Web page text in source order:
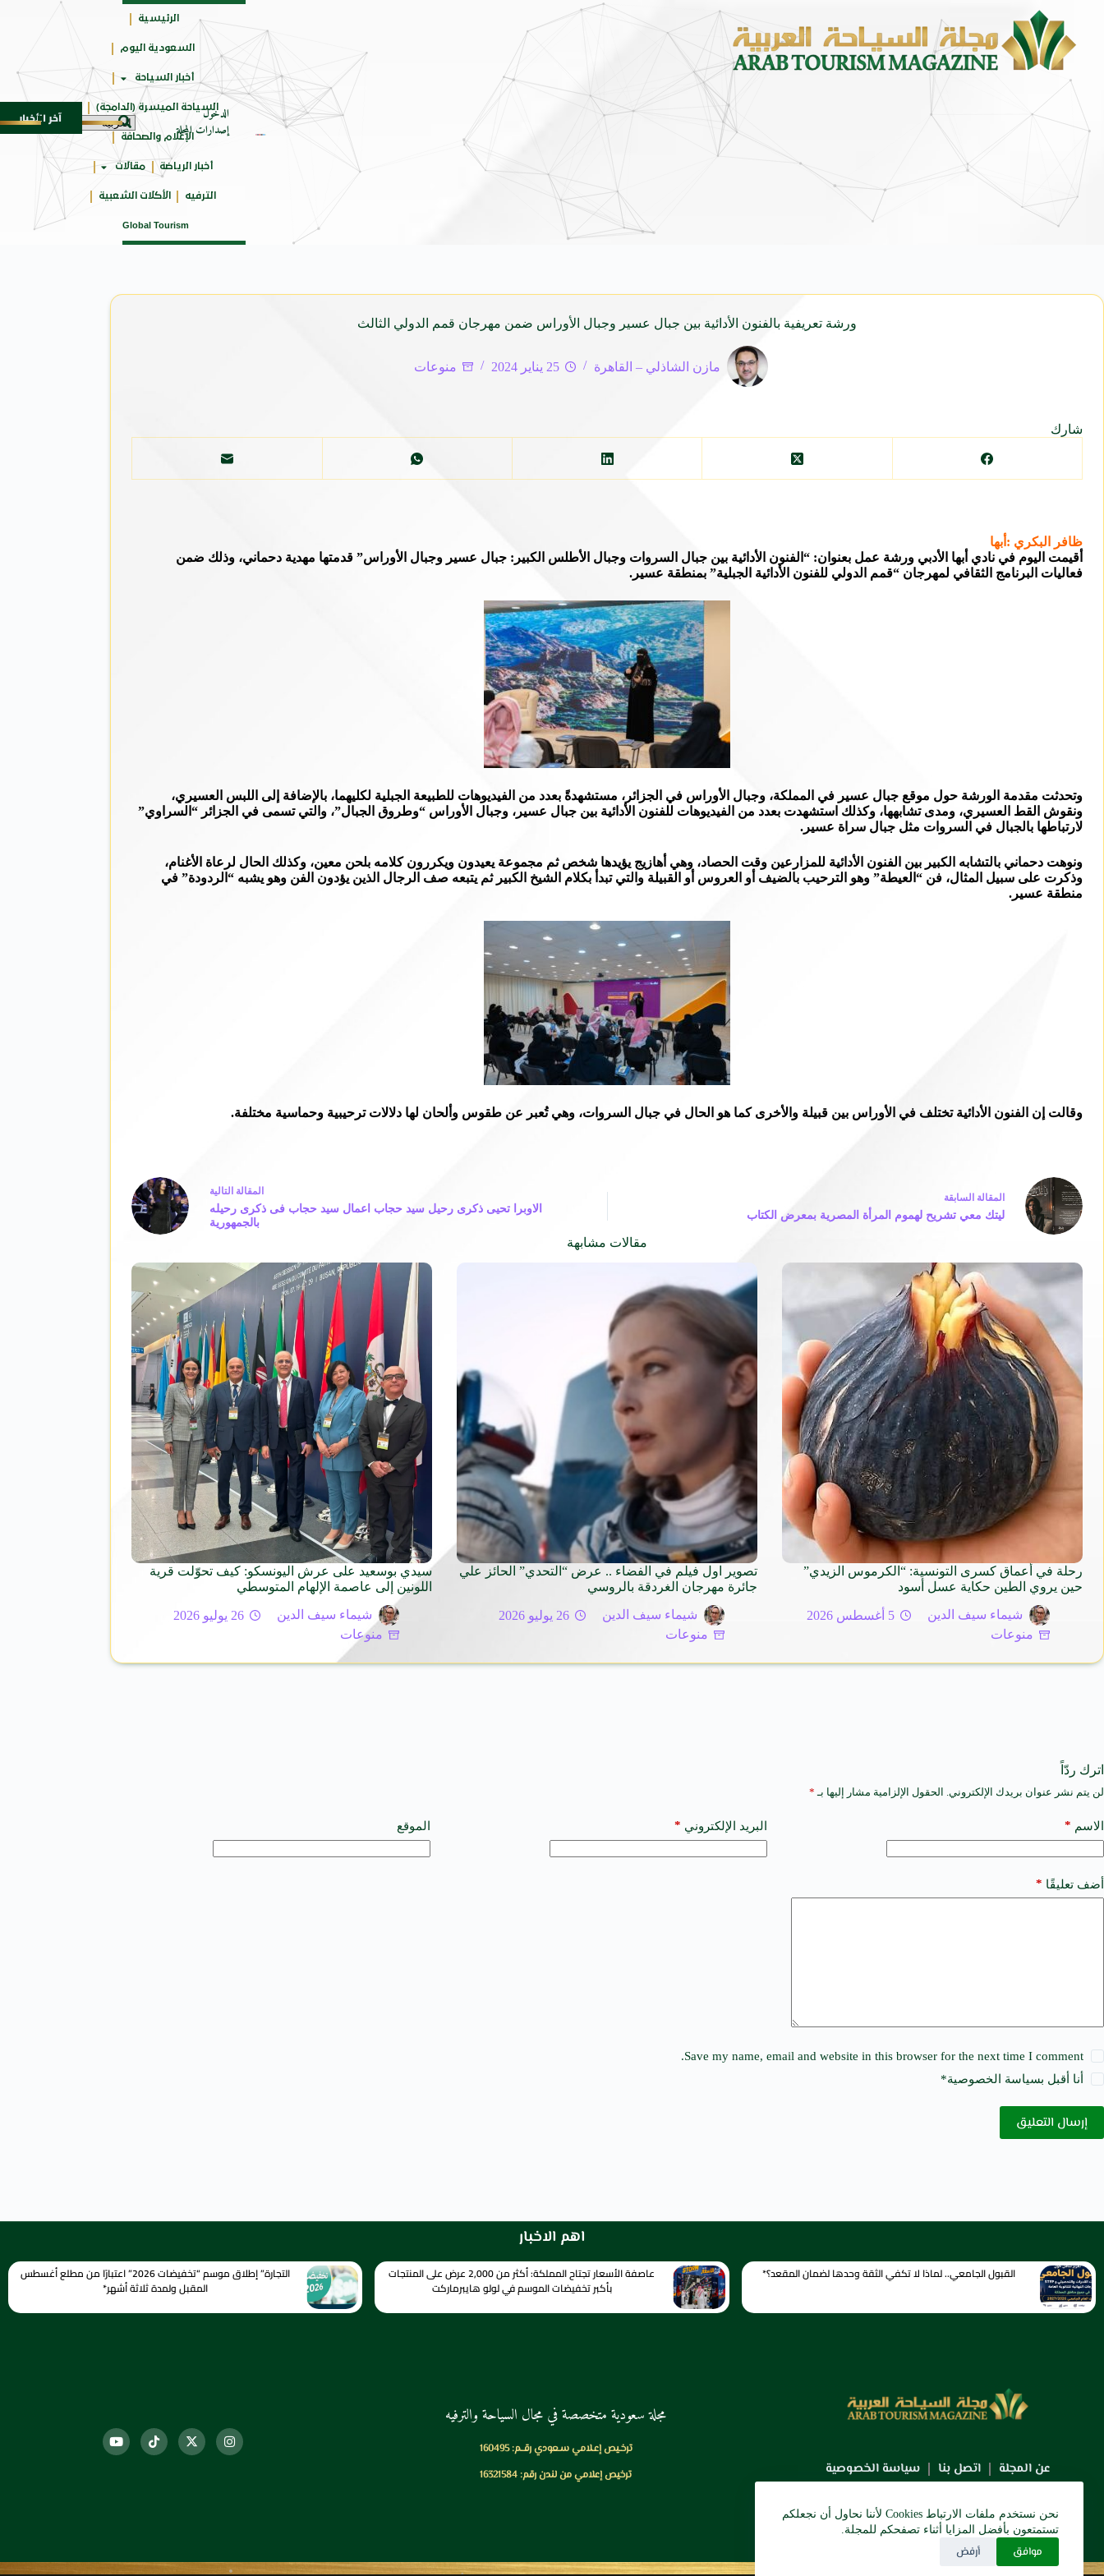
نحن نستخدم ملفات الارتباط Cookies لأننا نحاول أن نجعلكم
تستمتعون بأفضل المزايا أثناء تصفحكم للمجلة.
موافق أرفض
حائزة
علىالدخول
إصدارات المجلة
الرئيسية
السعودية اليوم
أخبار السياحة
السياحة الميسرة (الدامجة)
الإعلام والصحافة
أخبار الرياضة مقالات
الترفيه الأكلات الشعبية
Global Tourism
آخر الأخبار بين قرطاج ومدريد: صياغة جغرافية جديدة للاستثمار السياحي في المتوسط 6 أغسطس 2026 جوائز أثر تضيف فئة “أفضل حملة رياضية” في
ورشة تعريفية بالفنون الأدائية بين جبال عسير وجبال الأوراس ضمن مهرجان قمم الدولي الثالث
مازن الشاذلي – القاهرة 25 يناير 2024 منوعات
شارك
ظافر البكري :أبها
أقيمت اليوم في نادي أبها الأدبي ورشة عمل بعنوان: “الفنون الأدائية بين جبال السروات وجبال الأطلس الكبير: جبال عسير وجبال الأوراس” قدمتها مهدية دحماني، وذلك ضمن
فعاليات البرنامج الثقافي لمهرجان “قمم الدولي للفنون الأدائية الجبلية” بمنطقة عسير.
وتحدثت مقدمة الورشة حول موقع جبال عسير في المملكة، وجبال الأوراس في الجزائر، مستشهدةً بعدد من الفيديوهات للطبيعة الجبلية لكليهما، بالإضافة إلى اللبس العسيري،
ونقوش القط العسيري، ومدى تشابهها، وكذلك استشهدت بعدد من الفيديوهات للفنون الأدائية بين جبال عسير، وجبال الأوراس “وطروق الجبال”، والتي تسمى في الجزائر “السراوي”
لارتباطها بالجبال في السروات مثل جبال سراة عسير.
ونوهت دحماني بالتشابه الكبير بين الفنون الأدائية للمزارعين وقت الحصاد، وهي أهازيج يؤيدها شخص ثم مجموعة يعيدون ويكررون كلامه بلحن معين، وكذلك الحال لرعاة الأغنام،
وذكرت على سبيل المثال، فن “العيطة” وهو الترحيب بالضيف أو العروس أو القبيلة والتي تبدأ بكلام الشيخ الكبير ثم يتبعه صف الرجال الذين يؤدون الفن وهو يشبه “الردودة” في
منطقة عسير.
وقالت إن الفنون الأدائية تختلف في الأوراس بين قبيلة والأخرى كما هو الحال في جبال السروات، وهي تُعبر عن طقوس وألحان لها دلالات ترحيبية وحماسية مختلفة.
المقالة السابقة
ليتك معي تشريح لهموم المرأة المصرية بمعرض الكتاب
المقالة التالية
الاوبرا تحيى ذكرى رحيل سيد حجاب اعمال سيد حجاب فى ذكرى رحيله
بالجمهورية
مقالات مشابهة
رحلة في أعماق كسرى التونسية: “الكرموس الزيدي”
حين يروي الطين حكاية عسل أسود
شيماء سيف الدين
5 أغسطس 2026
منوعات
تصوير اول فيلم في الفضاء .. عرض “التحدي” الحائز علي
جائرة مهرجان الغردقة بالروسي
شيماء سيف الدين
26 يوليو 2026
منوعات
سيدي بوسعيد على عرش اليونسكو: كيف تحوّلت قرية
اللونين إلى عاصمة الإلهام المتوسطي
شيماء سيف الدين
26 يوليو 2026
منوعات
اترك ردّاً
لن يتم نشر عنوان بريدك الإلكتروني. الحقول الإلزامية مشار إليها بـ *
الاسم * البريد الإلكتروني * الموقع
أضف تعليقًا *
Save my name, email and website in this browser for the next time I comment.
أنا أقبل بسياسة الخصوصية*
إرسال التعليق
A
t
e
a
t
اهم الاخبار
القبول الجامعي.. لماذا لا تكفي الثقة وحدها لضمان المقعد؟* عاصفة الأسعار تجتاح المملكة: أكثر من 2,000 عرض على المنتجات
بأكبر تخفيضات الموسم في لولو هايبرماركت
التجارة” إطلاق موسم “تخفيضات 2026” اعتبارًا من مطلع أغسطس
المقبل ولمدة ثلاثة أشهر*
عن المجلة اتصل بنا سياسة الخصوصية
مجلة سعودية متخصصة في مجال السياحة والترفيه
ترخـيص إعـلامي سـعودي رقــم: 160495
ترخيص إعلامي من لندن رقم: 16321584